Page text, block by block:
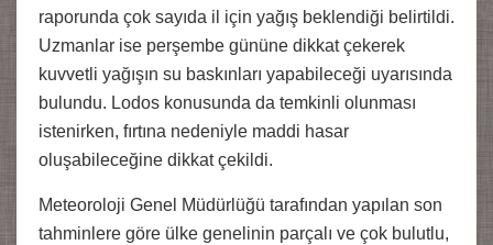
raporunda çok sayıda il için yağış beklendiği belirtildi.
Uzmanlar ise perşembe gününe dikkat çekerek
kuvvetli yağışın su baskınları yapabileceği uyarısında
bulundu. Lodos konusunda da temkinli olunması
istenirken, fırtına nedeniyle maddi hasar
oluşabileceğine dikkat çekildi.
Meteoroloji Genel Müdürlüğü tarafından yapılan son
tahminlere göre ülke genelinin parçalı ve çok bulutlu,